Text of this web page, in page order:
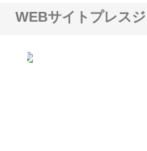
WEBサイトプレス